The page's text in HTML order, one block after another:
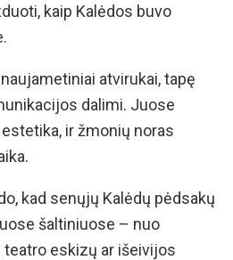
kaip Kalėdos buvo
atvirukai, tapę
dalimi. Juose
ir žmonių noras
kad senųjų Kalėdų pėdsakų
šaltiniuose – nuo
eskizų ar išeivijos